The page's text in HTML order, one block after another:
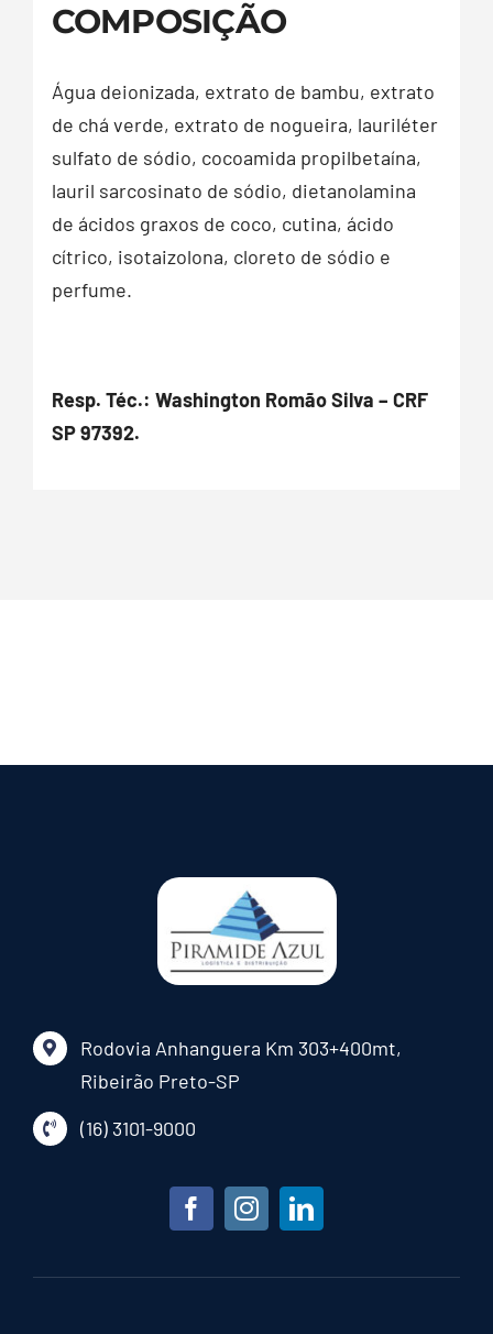
COMPOSIÇÃO
Água deionizada, extrato de bambu, extrato
de chá verde, extrato de nogueira, lauriléter
sulfato de sódio, cocoamida propilbetaína,
lauril sarcosinato de sódio, dietanolamina
de ácidos graxos de coco, cutina, ácido
cítrico, isotaizolona, cloreto de sódio e
perfume.
Resp. Téc.: Washington Romão Silva – CRF
SP 97392.
Rodovia Anhanguera Km 303+400mt,
Ribeirão Preto-SP
(16) 3101-9000